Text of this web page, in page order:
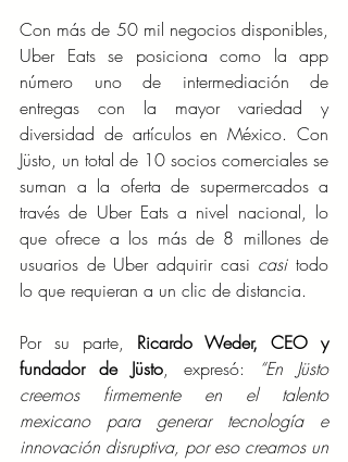
Con más de 50 mil negocios disponibles,
Uber Eats se posiciona como la app
número uno de intermediación de
entregas con la mayor variedad y
diversidad de artículos en México. Con
Jüsto, un total de 10 socios comerciales se
suman a la oferta de supermercados a
través de Uber Eats a nivel nacional, lo
que ofrece a los más de 8 millones de
usuarios de Uber adquirir casi casi todo
lo que requieran a un clic de distancia.
Por su parte, Ricardo Weder, CEO y
fundador de Jüsto, expresó:
“En Jüsto
creemos firmemente en el talento
mexicano para generar tecnología e
innovación disruptiva, por eso creamos un